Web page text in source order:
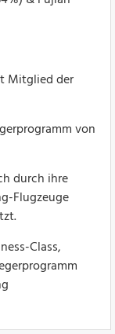
Mitglied der
von
durch ihre
Flugzeuge
Class,